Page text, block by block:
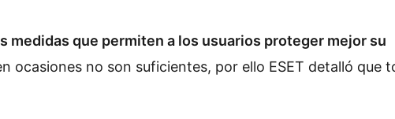
medidas que permiten a los usuarios proteger mejor su
ocasiones no son suficientes, por ello ESET detalló que